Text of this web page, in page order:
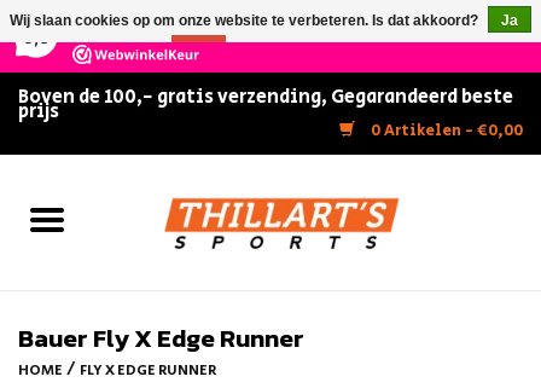
147 Reviews ×
Boven de 100,- gratis verzending, Gegarandeerd beste
prijs
0 Artikelen - €0,00
Home
Bauer Fly X Edge Runner
HOME / FLY X EDGE RUNNER
Wij slaan cookies op om onze website te verbeteren. Is dat akkoord?
Ja
Nee